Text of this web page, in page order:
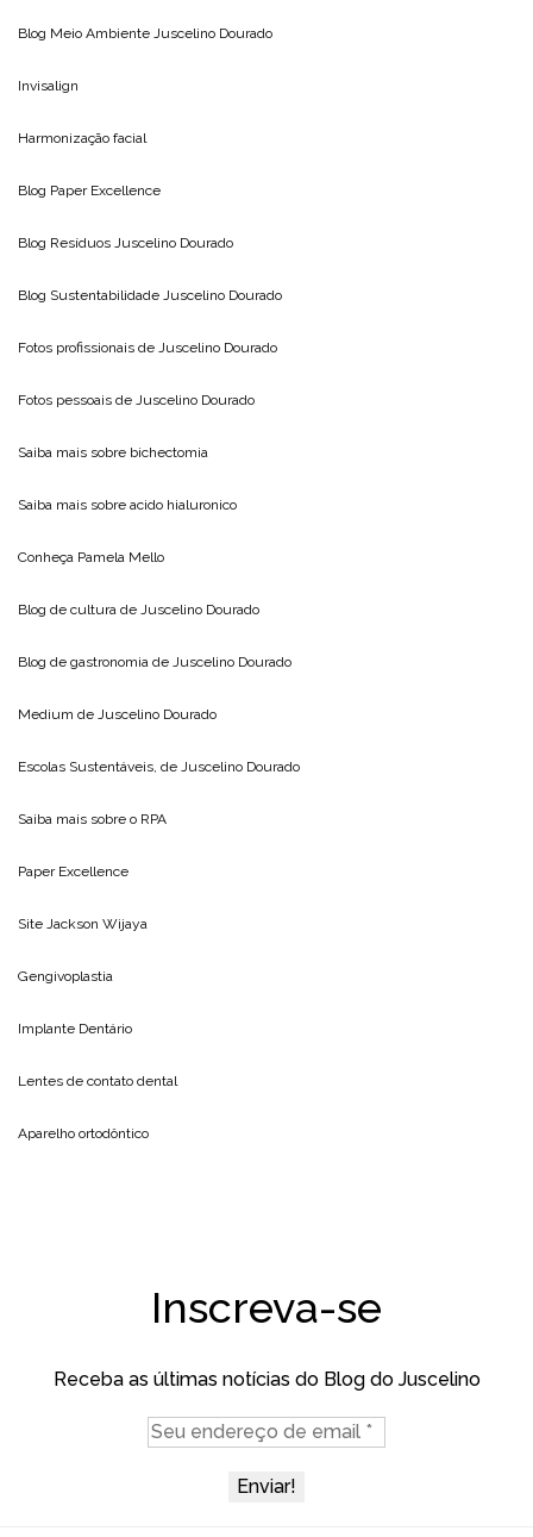
Blog Meio Ambiente Juscelino Dourado
Invisalign
Harmonização facial
Blog Paper Excellence
Blog Resíduos Juscelino Dourado
Blog Sustentabilidade Juscelino Dourado
Fotos profissionais de Juscelino Dourado
Fotos pessoais de Juscelino Dourado
Saiba mais sobre bichectomia
Saiba mais sobre acido hialuronico
Conheça Pamela Mello
Blog de cultura de Juscelino Dourado
Blog de gastronomia de Juscelino Dourado
Medium de Juscelino Dourado
Escolas Sustentáveis, de Juscelino Dourado
Saiba mais sobre o RPA
Paper Excellence
Site Jackson Wijaya
Gengivoplastia
Implante Dentário
Lentes de contato dental
Aparelho ortodôntico
Inscreva-se
Receba as últimas notícias do Blog do Juscelino